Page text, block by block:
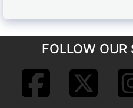
FOLLOW OUR